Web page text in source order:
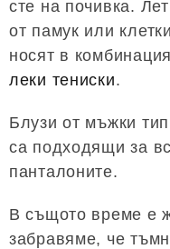
сте на почивка.
от памук или
носят в
леки тениски.
Блузи от мъжки
са подходящи за
панталоните.
В същото време е
забравяме, че